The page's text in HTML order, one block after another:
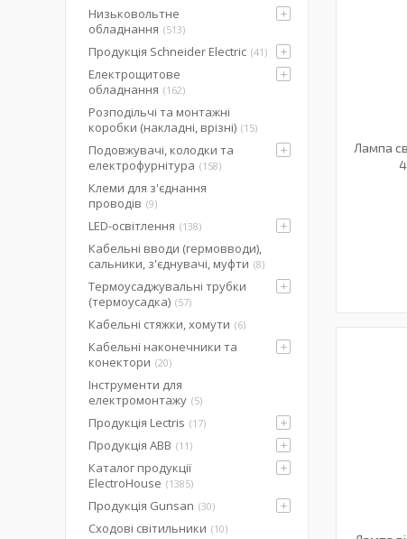
Лампа
Низьковольтне
обладнання
513
Продукція Schneider Electric 41
Електрощитове
обладнання
162
Розподільчі та монтажні
коробки (накладні, врізні) 15
Подовжувачі, колодки та
електрофурнітура
158
Клеми для з'єднання
проводів 9
LED-освітлення 138
Кабельні вводи (гермовводи),
сальники, з'єднувачі, муфти 8
Термоусаджувальні трубки
(термоусадка) 57
Кабельні стяжки, хомути 6
Кабельні наконечники та
конектори 20
Інструменти для
електромонтажу 5
Продукція Lectris 17
Продукція ABB 11
Каталог продукції
ElectroHouse
1385
Продукція Gunsan 30
Сходові світильники 10